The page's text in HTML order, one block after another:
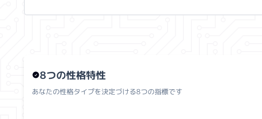
8つの性格特性
あなたの性格タイプを決定づける8つの指標です